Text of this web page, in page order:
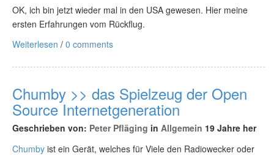
OK, ich bin jetzt wieder mal in den USA gewesen. Hier meine
ersten Erfahrungen vom Rückflug.
Weiterlesen / 0 comments
Chumby >> das Spielzeug der Open
Source Internetgeneration
Geschrieben von: Peter Pfläging in Allgemein 19 Jahre her
Chumby ist ein Gerät, welches für Viele den Radiowecker oder